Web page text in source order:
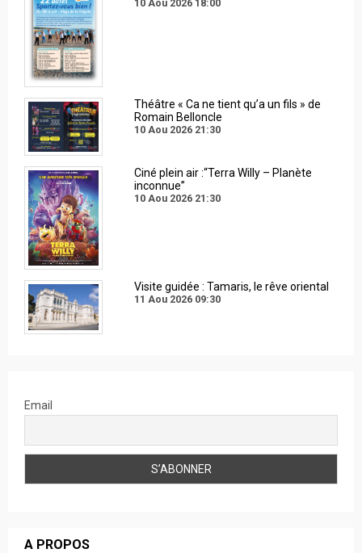
10 Aou 2026 18:00
Théâtre « Ca ne tient qu’a un fils » de
Romain Belloncle
10 Aou 2026 21:30
Ciné plein air :“Terra Willy – Planète
inconnue”
10 Aou 2026 21:30
Visite guidée : Tamaris, le rêve oriental
11 Aou 2026 09:30
Email
A PROPOS